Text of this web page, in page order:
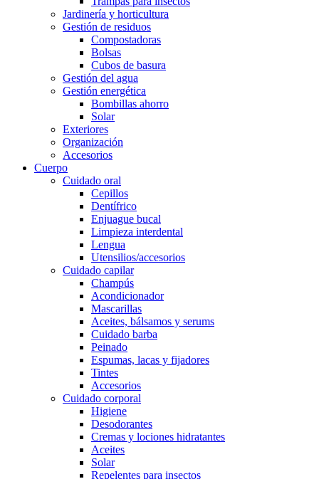
Jardinería y horticultura
Gestión de residuos
Compostadoras
Bolsas
Cubos de basura
Gestión del agua
Gestión energética
Bombillas ahorro
Solar
Exteriores
Organización
Accesorios
Cuerpo
Cuidado oral
Cepillos
Dentífrico
Enjuague bucal
Limpieza interdental
Lengua
Utensilios/accesorios
Cuidado capilar
Champús
Acondicionador
Mascarillas
Aceites, bálsamos y serums
Cuidado barba
Peinado
Espumas, lacas y fijadores
Tintes
Accesorios
Cuidado corporal
Higiene
Desodorantes
Cremas y lociones hidratantes
Aceites
Solar
Repelentes para insectos